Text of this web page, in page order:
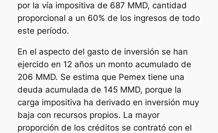
por la vía impositiva de 687 MMD, cantidad
proporcional a un 60% de los ingresos de todo
este período.
En el aspecto del gasto de inversión se han
ejercido en 12 años un monto acumulado de
206 MMD. Se estima que Pemex tiene una
deuda acumulada de 145 MMD, porque la
carga impositiva ha derivado en inversión muy
baja con recursos propios. La mayor
proporción de los créditos se contrató con el